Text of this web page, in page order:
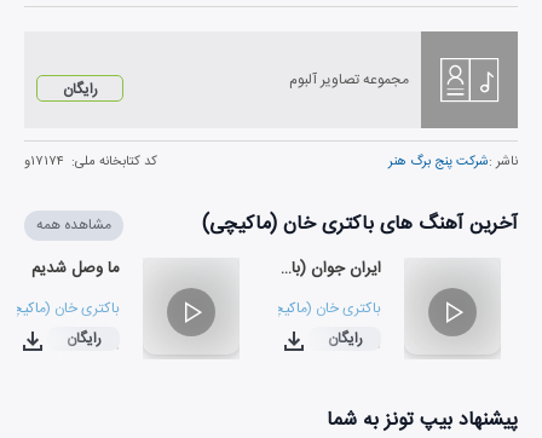
مجموعه تصاویر آلبوم رایگان
ناشر :شرکت پنج برگ هنر کد کتابخانه ملی: ۱۷۱۷۴و
آخرین آهنگ های باکتری خان (ماکیچی) مشاهده همه
ایران جوان (بازخوانی)
باکتری خان (ماکیچی)
۰۵:۰۰رایگان
ما وصل شدیم
باکتری خان
۰۴:۱۹رایگان
پیشنهاد بیپ تونز به شما